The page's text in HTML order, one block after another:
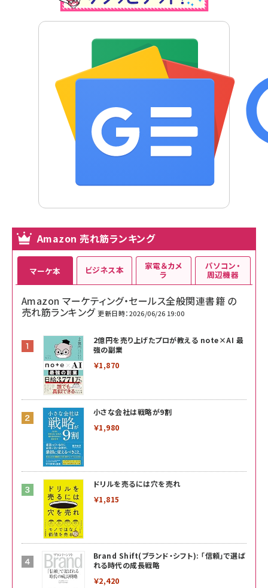
Amazon 売れ筋ランキング
マーケ本
Amazon マーケティング・セールス全般関連書籍 の
売れ筋ランキング 更新日時：2026/06/26 19:00
2億円を売り上げたプロが教える note×AI 最
強の副業
￥1,870
小さな会社は戦略が9割
￥1,980
ドリルを売るには穴を売れ
￥1,815
Brand Shift(ブランド・シフト): 「信頼」で選ば
れる時代の成長戦略
￥2,420
ビジネス本 家電＆カメ
ラ
パソコン・
周辺機器